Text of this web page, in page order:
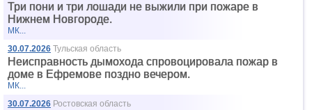
Три пони и три лошади не выжили при пожаре в
Нижнем Новгороде.
МК...
30.07.2026 Тульская область
Неисправность дымохода спровоцировала пожар в
доме в Ефремове поздно вечером.
МК...
30.07.2026 Ростовская область